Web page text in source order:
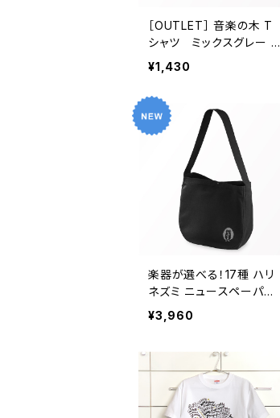
［OUTLET］ 音楽の木 T
シャツ ミックスグレー ブ
ラック マットパープル G
-S, G-M, G-L, XS, S,
M, L, XL, XXL, XXXL
¥1,430
楽器が選べる！17種 ハリ
ネズミ ニュースペーパー
バッグ〈ラッキー・ハリー〉
ブラック
¥3,960